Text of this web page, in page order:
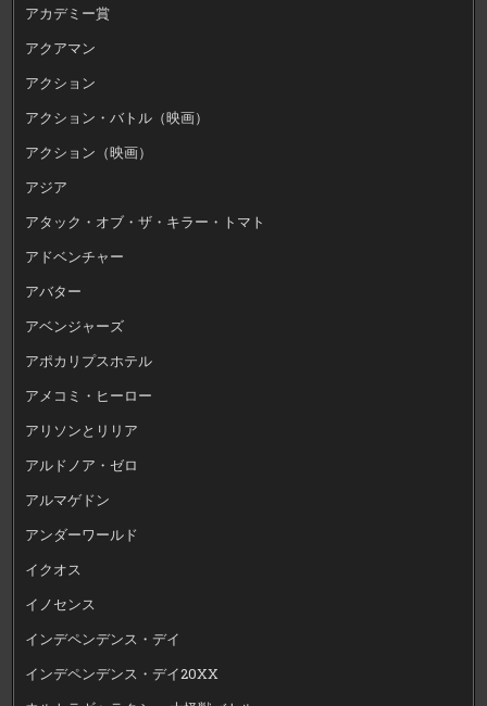
アカデミー賞
アクアマン
アクション
アクション・バトル（映画）
アクション（映画）
アジア
アタック・オブ・ザ・キラー・トマト
アドベンチャー
アバター
アベンジャーズ
アポカリプスホテル
アメコミ・ヒーロー
アリソンとリリア
アルドノア・ゼロ
アルマゲドン
アンダーワールド
イクオス
イノセンス
インデペンデンス・デイ
インデペンデンス・デイ20XX